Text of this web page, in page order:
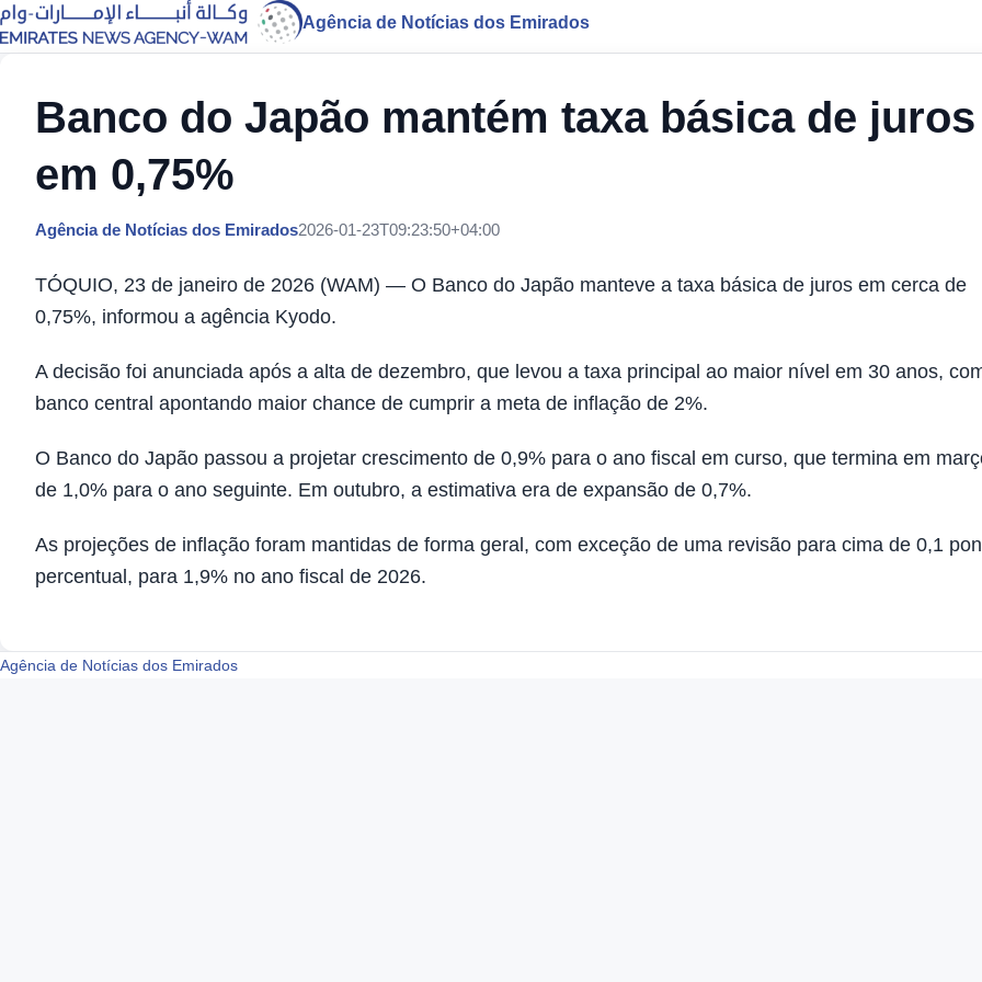
Agência de Notícias dos Emirados
Banco do Japão mantém taxa básica de juros
em 0,75%
Agência de Notícias dos Emirados2026-01-23T09:23:50+04:00
TÓQUIO, 23 de janeiro de 2026 (WAM) — O Banco do Japão manteve a taxa básica de juros em cerca de
0,75%, informou a agência Kyodo.
A decisão foi anunciada após a alta de dezembro, que levou a taxa principal ao maior nível em 30 anos,
banco central apontando maior chance de cumprir a meta de inflação de 2%.
O Banco do Japão passou a projetar crescimento de 0,9% para o ano fiscal em curso, que termina em
de 1,0% para o ano seguinte. Em outubro, a estimativa era de expansão de 0,7%.
As projeções de inflação foram mantidas de forma geral, com exceção de uma revisão para cima de 0,1
percentual, para 1,9% no ano fiscal de 2026.
Agência de Notícias dos Emirados